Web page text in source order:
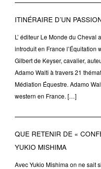
ITINÉRAIRE D’UN
L’ éditeur Le Monde du
introduit en France l’Équitation
Gilbert de Keyser, cavalier,
Adamo Walti à travers 21
Médiation Équestre. Adamo
western en France. […]
QUE RETENIR DE «
YUKIO MISHIMA
Avec Yukio Mishima on ne sait